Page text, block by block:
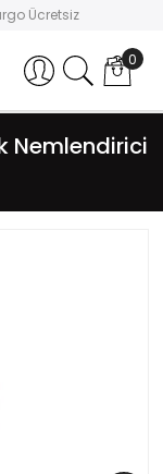
Ücretsiz
Hesabım 0
Nemlendirici